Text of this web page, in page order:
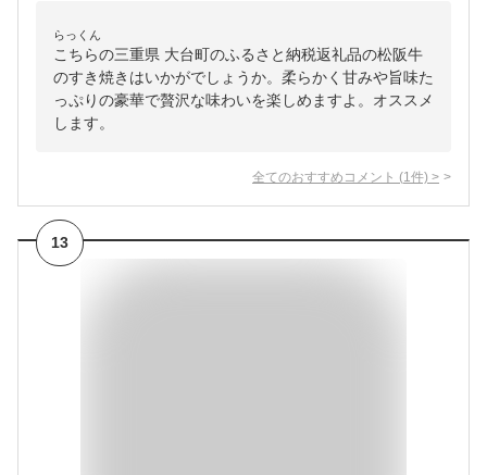
らっくん
こちらの三重県 大台町のふるさと納税返礼品の松阪牛
のすき焼きはいかがでしょうか。柔らかく甘みや旨味た
っぷりの豪華で贅沢な味わいを楽しめますよ。オススメ
します。
全てのおすすめコメント (1 件) >
13